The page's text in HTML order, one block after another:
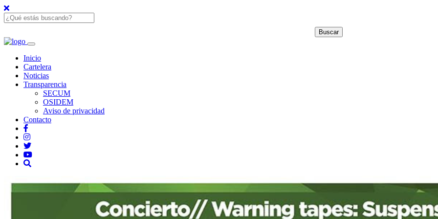
Inicio
Cartelera
Noticias
Transparencia
SECUM
OSIDEM
Aviso de privacidad
Contacto